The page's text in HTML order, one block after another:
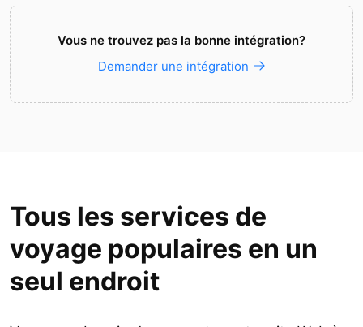
Vous ne trouvez pas la bonne intégration?
Demander une intégration
Tous les services de
voyage populaires en un
seul endroit